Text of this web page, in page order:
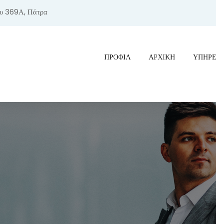
369Α, Πάτρα
ΠΡΟΦΊΛ ΑΡΧΙΚΗ